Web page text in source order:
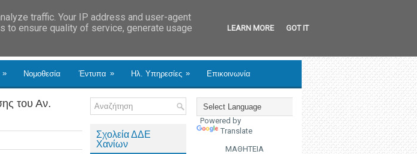
» Νομοθεσία Έντυπα » Ηλ. Υπηρεσίες » Επικοινωνία
του Αν.
Σχολεία ΔΔΕ
Χανίων
Powered by
Translate
ΜΑΘΗΤΕΙΑ
traffic. Your IP address and user-agent
to ensure quality of service, generate usage
LEARN MORE GOT IT